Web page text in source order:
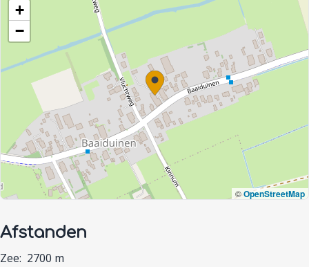
+
−
©OpenStreetMap
Afstanden
Zee: 2700 m